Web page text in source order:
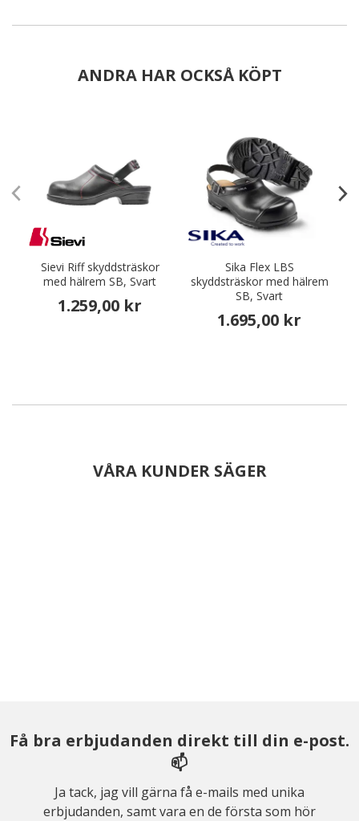
ANDRA HAR OCKSÅ KÖPT
Sievi Riff skyddsträskor
med hälrem SB, Svart
1.259,00 kr
Sika Flex LBS
skyddsträskor med hälrem
SB, Svart
1.695,00 kr
VÅRA KUNDER SÄGER
Få bra erbjudanden direkt till din e-post.
📫
Ja tack, jag vill gärna få e-mails med unika
erbjudanden, samt vara en de första som hör